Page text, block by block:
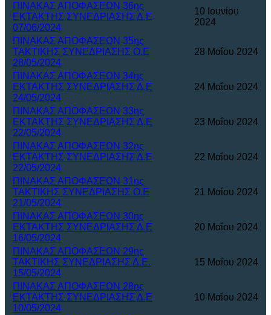
ΠΙΝΑΚΑΣ ΑΠΟΦΑΣΕΩΝ 36ης
ΕΚΤΑΚΤΗΣ ΣΥΝΕΔΡΙΑΣΗΣ Δ.Ε
07/06/2024
10 Ιουνίου
2024
ΠΙΝΑΚΑΣ ΑΠΟΦΑΣΕΩΝ 35ης
ΤΑΚΤΙΚΗΣ ΣΥΝΕΔΡΙΑΣΗΣ Ο.Ε
28/05/2024
28 Μαΐου 2024
ΠΙΝΑΚΑΣ ΑΠΟΦΑΣΕΩΝ 34ης
ΕΚΤΑΚΤΗΣ ΣΥΝΕΔΡΙΑΣΗΣ Δ.Ε
24/05/2024
24 Μαΐου 2024
ΠΙΝΑΚΑΣ ΑΠΟΦΑΣΕΩΝ 33ης
ΕΚΤΑΚΤΗΣ ΣΥΝΕΔΡΙΑΣΗΣ Δ.Ε
22/05/2024
23 Μαΐου 2024
ΠΙΝΑΚΑΣ ΑΠΟΦΑΣΕΩΝ 32ης
ΕΚΤΑΚΤΗΣ ΣΥΝΕΔΡΙΑΣΗΣ Δ.Ε
22/05/2024
22 Μαΐου 2024
ΠΙΝΑΚΑΣ ΑΠΟΦΑΣΕΩΝ 31ης
ΤΑΚΤΙΚΗΣ ΣΥΝΕΔΡΙΑΣΗΣ Ο.Ε
21/05/2024
21 Μαΐου 2024
ΠΙΝΑΚΑΣ ΑΠΟΦΑΣΕΩΝ 30ης
ΕΚΤΑΚΤΗΣ ΣΥΝΕΔΡΙΑΣΗΣ Δ.Ε
16/05/2024
20 Μαΐου 2024
ΠΙΝΑΚΑΣ ΑΠΟΦΑΣΕΩΝ 29ης
ΤΑΚΤΙΚΗΣ ΣΥΝΕΔΡΙΑΣΗΣ Δ.Ε.
15/05/2024
15 Μαΐου 2024
ΠΙΝΑΚΑΣ ΑΠΟΦΑΣΕΩΝ 28ης
ΕΚΤΑΚΤΗΣ ΣΥΝΕΔΡΙΑΣΗΣ Δ.Ε
10/05/2024
10 Μαΐου 2024